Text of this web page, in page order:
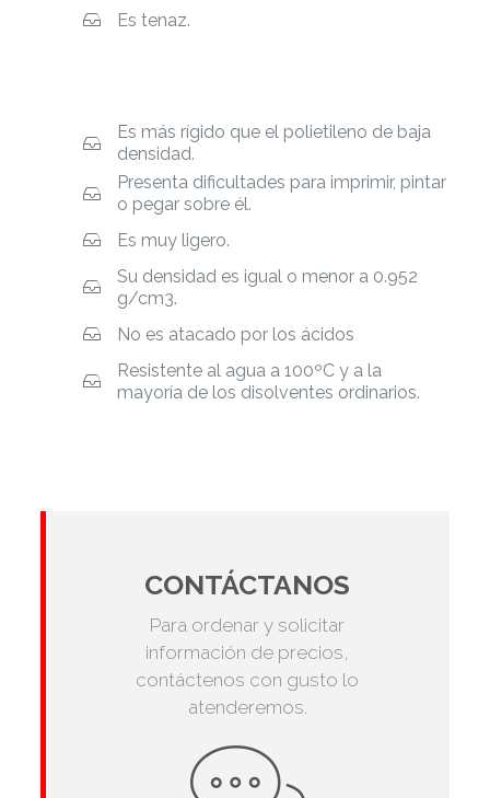
Es tenaz.
Es más rígido que el polietileno de baja
densidad.
Presenta dificultades para imprimir, pintar
o pegar sobre él.
Es muy ligero.
Su densidad es igual o menor a 0.952
g/cm3.
No es atacado por los ácidos
Resistente al agua a 100ºC y a la
mayoría de los disolventes ordinarios.
CONTÁCTANOS
Para ordenar y solicitar
información de precios,
contáctenos con gusto lo
atenderemos.